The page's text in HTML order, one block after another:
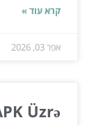
קרא עוד »
אפר 03, 2026
Üzrə